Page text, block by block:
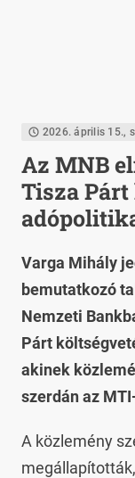
2026. április 15.,
Az MNB
Tisza
Varga Mihály
bemutatkozó
Nemzeti
Párt
akinek
szerdán az
A közlemény